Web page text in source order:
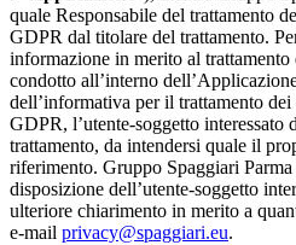
quale Responsabile del trattamento
GDPR dal titolare del trattamento.
informazione in merito al
condotto all’interno
dell’informativa per il trattamento
GDPR, l’utente-soggetto
trattamento, da intendersi quale il
riferimento. Gruppo Spaggiari
disposizione dell’utente-soggetto
ulteriore chiarimento in merito a
e-mail privacy@spaggiari.eu.